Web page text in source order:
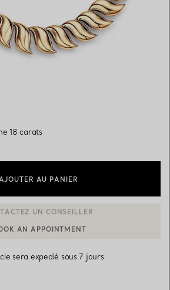
18 carats
AU PANIER
CLIENT OU PRENDRE RENDEZ-
sera expedié sous 7 jours